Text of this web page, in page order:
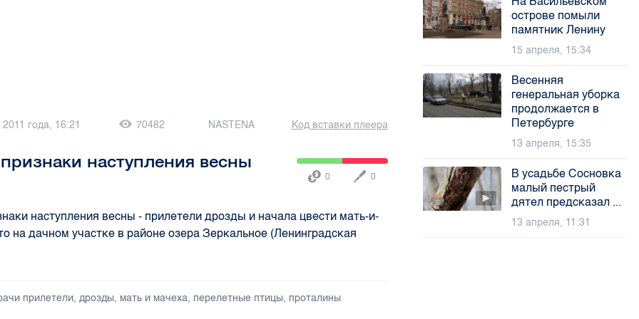
года, 16:21 70482 NASTENA Код вставки плеера
наступления весны
0 0
наступления весны - прилетели дрозды и начала цвести мать-и-
на дачном участке в районе озера Зеркальное (Ленинградская
прилетели,дрозды, мать и мачеха, перелетные птицы, проталины
острове помыли
памятник Ленину
15 апреля, 15:34
Весенняя
генеральная уборка
продолжается в
Петербурге
13 апреля, 15:35
В усадьбе Сосновка
малый пестрый
дятел предсказал ...
13 апреля, 11:31